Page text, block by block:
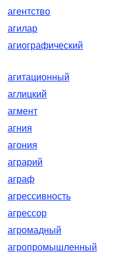
агентство
агилар
агиографический
агитационный
аглицкий
агмент
агния
агония
аграрий
аграф
агрессивность
агрессор
агромадный
агропромышленный